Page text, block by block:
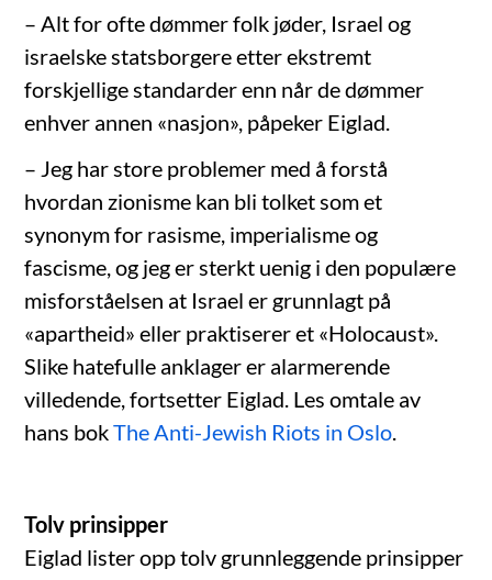
– Alt for ofte dømmer folk jøder, Israel og
israelske statsborgere etter ekstremt
forskjellige standarder enn når de dømmer
enhver annen «nasjon», påpeker Eiglad.
– Jeg har store problemer med å forstå
hvordan zionisme kan bli tolket som et
synonym for rasisme, imperialisme og
fascisme, og jeg er sterkt uenig i den populære
misforståelsen at Israel er grunnlagt på
«apartheid» eller praktiserer et «Holocaust».
Slike hatefulle anklager er alarmerende
villedende, fortsetter Eiglad. Les omtale av
hans bokThe Anti-Jewish Riots in Oslo
Tolv prinsipper
Eiglad lister opp tolv grunnleggende prinsipper